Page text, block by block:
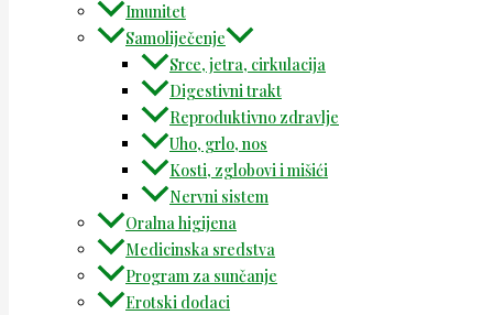
Imunitet
Samoliječenje
Srce, jetra, cirkulacija
Digestivni trakt
Reproduktivno zdravlje
Uho, grlo, nos
Kosti, zglobovi i mišići
Nervni sistem
Oralna higijena
Medicinska sredstva
Program za sunčanje
Erotski dodaci